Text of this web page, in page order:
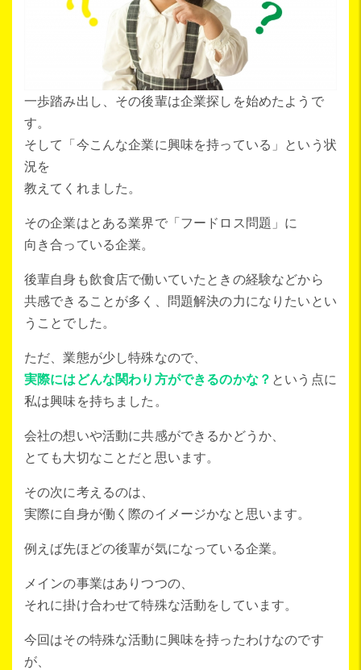
一歩踏み出し、その後輩は企業探しを始めたようで
す。
そして「今こんな企業に興味を持っている」という状
況を
教えてくれました。
その企業はとある業界で「フードロス問題」に
向き合っている企業。
後輩自身も飲食店で働いていたときの経験などから
共感できることが多く、問題解決の力になりたいとい
うことでした。
ただ、業態が少し特殊なので、
実際にはどんな関わり方ができるのかな？ という点に
私は興味を持ちました。
会社の想いや活動に共感ができるかどうか、
とても大切なことだと思います。
その次に考えるのは、
実際に自身が働く際のイメージかなと思います。
例えば先ほどの後輩が気になっている企業。
メインの事業はありつつの、
それに掛け合わせて特殊な活動をしています。
今回はその特殊な活動に興味を持ったわけなのです
が、